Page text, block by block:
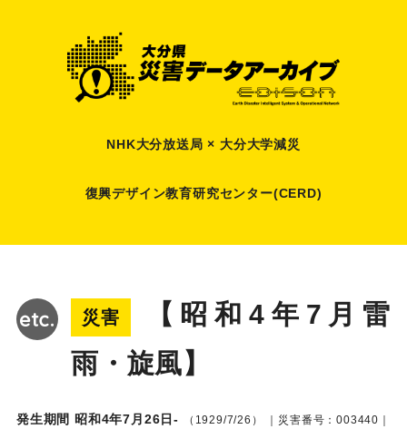
NHK大分放送局 × 大分大学減災
復興デザイン教育研究センター(CERD)
災害
【昭和4年7月雷
雨・旋風】
発生期間 昭和4年7月26日- （1929/7/26）
｜災害番号：003440｜